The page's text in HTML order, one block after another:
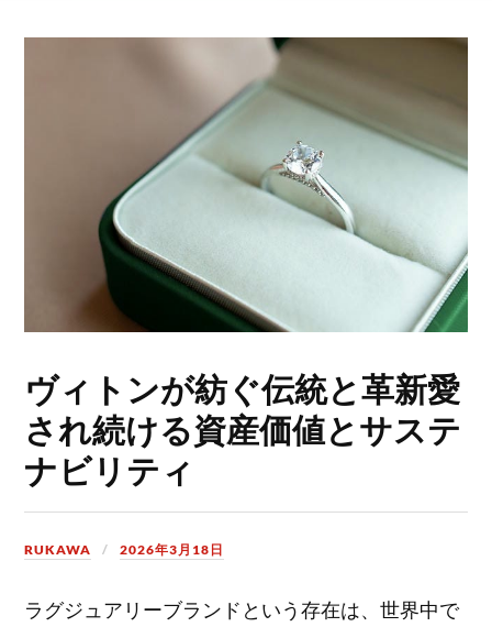
ヴィトンが紡ぐ伝統と革新愛
され続ける資産価値とサステ
ナビリティ
RUKAWA 2026年3月18日
ラグジュアリーブランドという存在は、世界中で